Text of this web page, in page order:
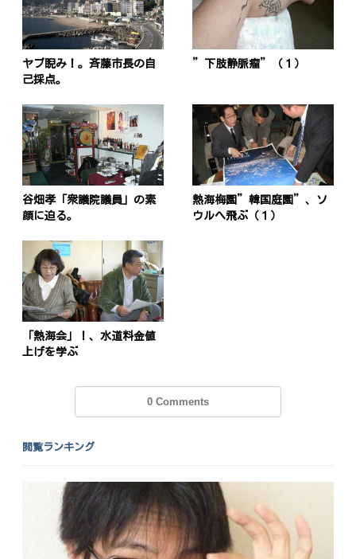
ヤブ睨み！。斉藤市長の自
己採点。
”下肢静脈瘤”（１）
谷畑孝「衆議院議員」の素
顔に迫る。
熱海梅園”韓国庭園”、ソ
ウルへ飛ぶ（１）
「熱海会」！、水道料金値
上げを学ぶ
0 Comments
閲覧ランキング